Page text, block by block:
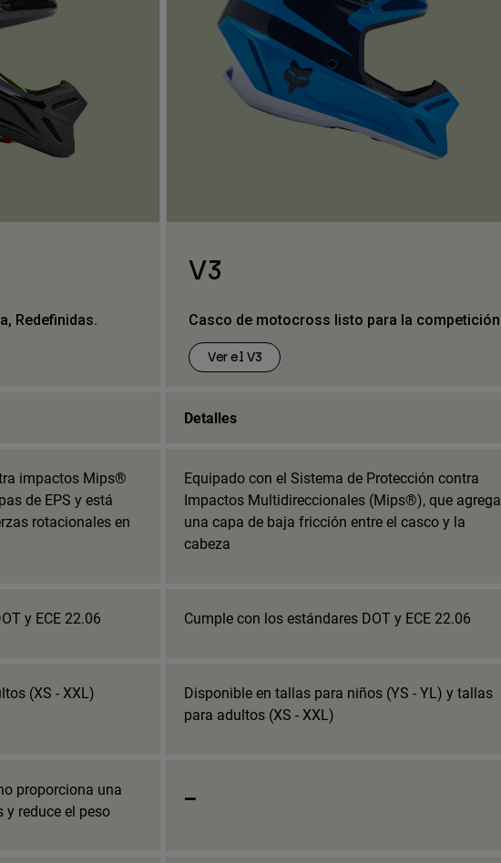
Redefinidas.
V3
Casco de motocross listo para la competición
Ver el V3
Detalles
impactos Mips®
de EPS y está
rotacionales en
Equipado con el Sistema de Protección contra
Impactos Multidireccionales (Mips®), que agrega
una capa de baja fricción entre el casco y la
cabeza
y ECE 22.06 Cumple con los estándares DOT y ECE 22.06
(XS - XXL)
Disponible en tallas para niños (YS - YL) y tallas
para adultos (XS - XXL)
proporciona una
reduce el peso
_